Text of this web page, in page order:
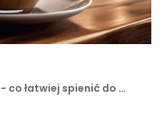
co łatwiej spienić do …